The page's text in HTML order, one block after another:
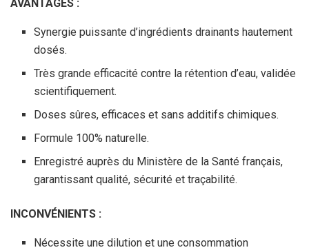
AVANTAGES :
Synergie puissante d’ingrédients drainants hautement
dosés.
Très grande efficacité contre la rétention d’eau, validée
scientifiquement.
Doses sûres, efficaces et sans additifs chimiques.
Formule 100% naturelle.
Enregistré auprès du Ministère de la Santé français,
garantissant qualité, sécurité et traçabilité.
INCONVÉNIENTS :
Nécessite une dilution et une consommation